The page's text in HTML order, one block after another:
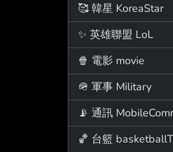
🥰 韓星 KoreaStar
✨ 英雄聯盟 LoL
🍿 電影 movie
🪖 軍事 Military
📡 通訊
🏀 台籃